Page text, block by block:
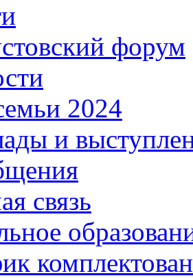
форум
2024
и
связь